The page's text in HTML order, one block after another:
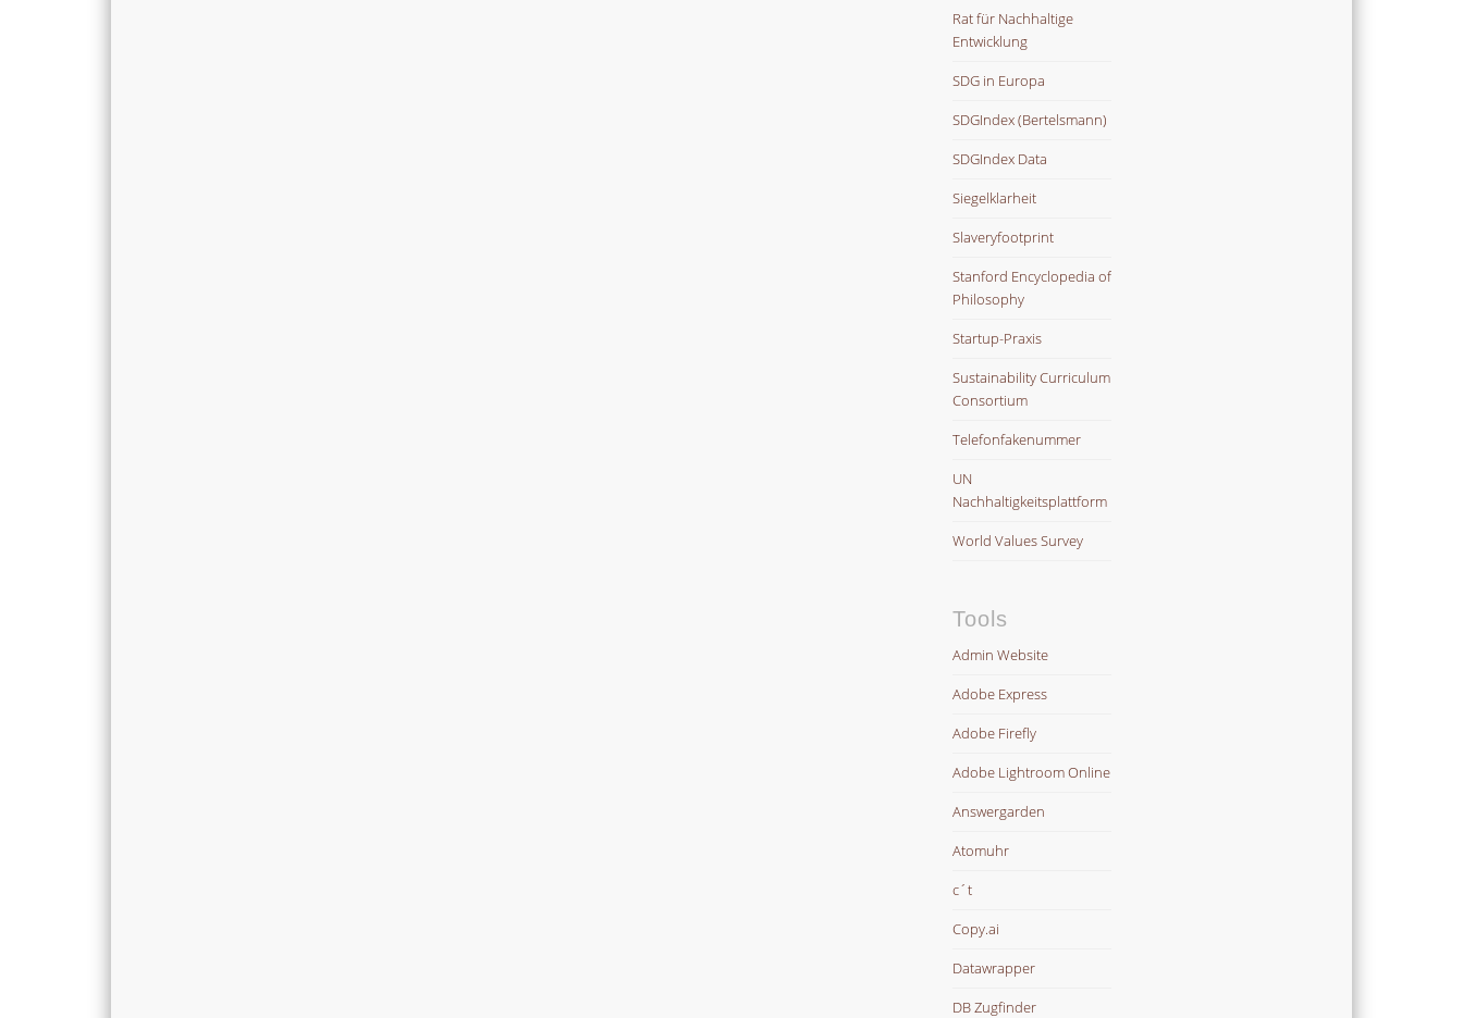
Rat für Nachhaltige
Entwicklung
SDG in Europa
SDGIndex (Bertelsmann)
SDGIndex Data
Siegelklarheit
Slaveryfootprint
Stanford Encyclopedia of
Philosophy
Startup-Praxis
Sustainability Curriculum
Consortium
Telefonfakenummer
UN
Nachhaltigkeitsplattform
World Values Survey
Tools
Admin Website
Adobe Express
Adobe Firefly
Adobe Lightroom Online
Answergarden
Atomuhr
c´t
Copy.ai
Datawrapper
DB Zugfinder